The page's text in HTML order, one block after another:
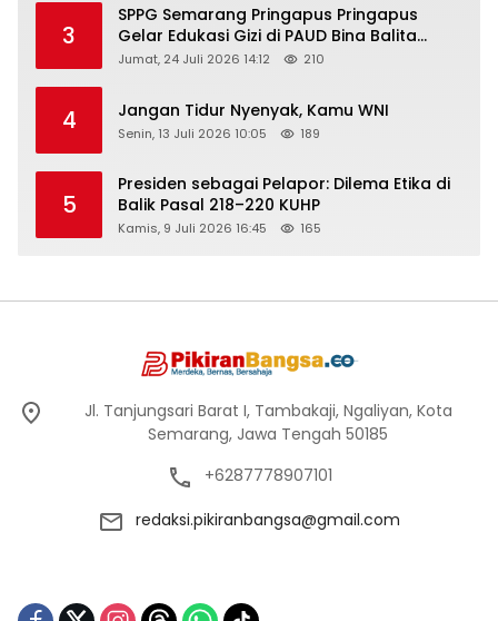
3
SPPG Semarang Pringapus Pringapus
Gelar Edukasi Gizi di PAUD Bina Balita
Peringati Hari Anak Nasional 2026
Jumat, 24 Juli 2026 14:12 210
4 Jangan Tidur Nyenyak, Kamu WNI
Senin, 13 Juli 2026 10:05 189
5
Presiden sebagai Pelapor: Dilema Etika di
Balik Pasal 218–220 KUHP
Kamis, 9 Juli 2026 16:45 165
Jl. Tanjungsari Barat I, Tambakaji, Ngaliyan, Kota
Semarang, Jawa Tengah 50185
+6287778907101
redaksi.pikiranbangsa@gmail.com